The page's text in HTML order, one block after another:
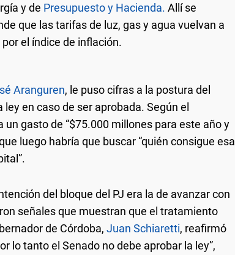
y de Presupuesto y Hacienda. Allí se
que las tarifas de luz, gas y agua vuelvan a
el índice de inflación.
Aranguren, le puso cifras a la postura del
en caso de ser aprobada. Según el
gasto de “$75.000 millones para este año y
luego habría que buscar “quién consigue esa
del bloque del PJ era la de avanzar con
señales que muestran que el tratamiento
de Córdoba, Juan Schiaretti, reafirmó
lo tanto el Senado no debe aprobar la ley”,